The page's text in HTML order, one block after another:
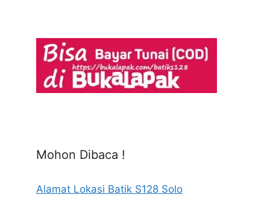
Mohon Dibaca !
Alamat Lokasi Batik S128 Solo